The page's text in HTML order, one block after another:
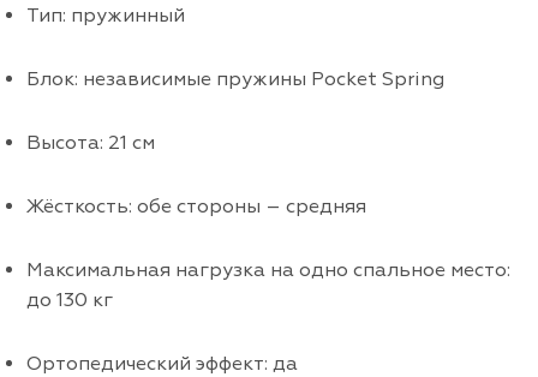
Тип: пружинный
Блок: независимые пружины Pocket Spring
Высота: 21 см
Жёсткость: обе стороны – средняя
Максимальная нагрузка на одно спальное место:
до 130 кг
Ортопедический эффект: да